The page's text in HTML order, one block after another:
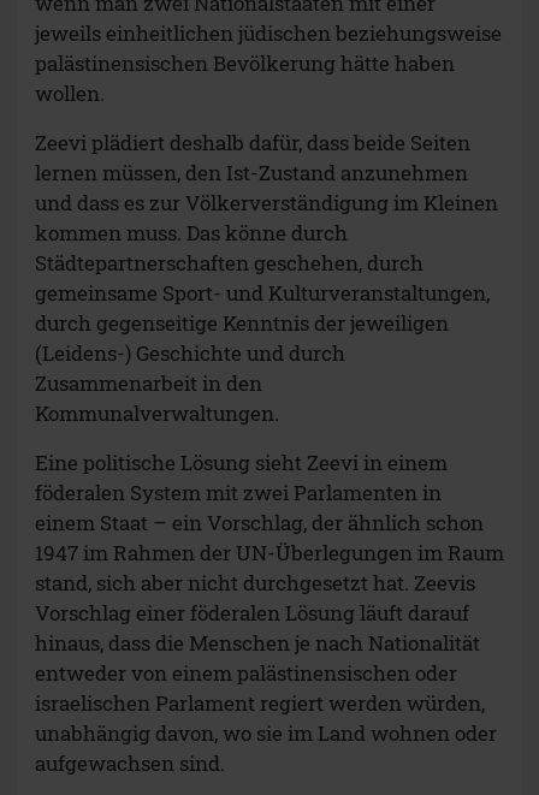
jeweils einheitlichen jüdischen beziehungsweise
palästinensischen Bevölkerung hätte haben
wollen.
Zeevi plädiert deshalb dafür, dass beide Seiten
lernen müssen, den Ist-Zustand anzunehmen
und dass es zur Völkerverständigung im Kleinen
kommen muss. Das könne durch
Städtepartnerschaften geschehen, durch
gemeinsame Sport- und Kulturveranstaltungen,
durch gegenseitige Kenntnis der jeweiligen
(Leidens-) Geschichte und durch
Zusammenarbeit in den
Kommunalverwaltungen.
Eine politische Lösung sieht Zeevi in einem
föderalen System mit zwei Parlamenten in
einem Staat – ein Vorschlag, der ähnlich schon
1947 im Rahmen der UN-Überlegungen im Raum
stand, sich aber nicht durchgesetzt hat. Zeevis
Vorschlag einer föderalen Lösung läuft darauf
hinaus, dass die Menschen je nach Nationalität
entweder von einem palästinensischen oder
israelischen Parlament regiert werden würden,
unabhängig davon, wo sie im Land wohnen oder
aufgewachsen sind.